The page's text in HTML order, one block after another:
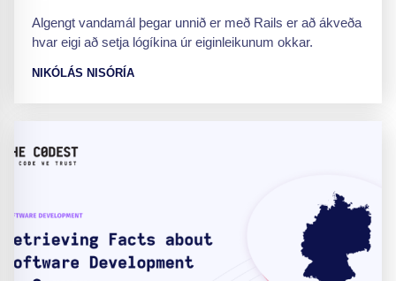
Algengt vandamál þegar unnið er með Rails er að ákveða
hvar eigi að setja lógíkina úr eiginleikunum okkar.
NIKÓLÁS NISÓRÍA